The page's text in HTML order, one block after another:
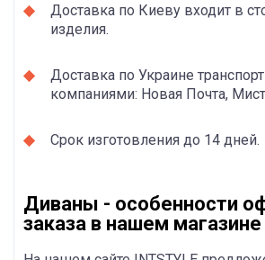
Доставка по Киеву входит в
изделия.
Доставка по Украине
компаниями: Новая Почта,
Срок изготовления до 14 дней.
Диваны - особенности
заказа в нашем магазине